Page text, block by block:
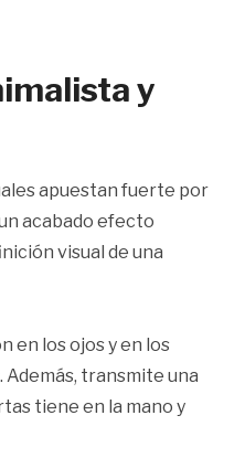
y
apuestan fuerte por
acabado efecto
visual de una
en los ojos y en los
Además, transmite una
tiene en la mano y